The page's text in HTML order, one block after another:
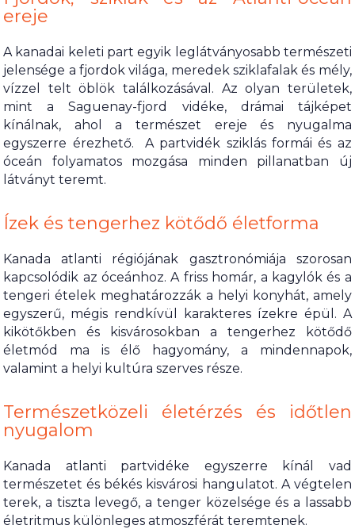
ereje
A kanadai keleti part egyik leglátványosabb természeti
jelensége a fjordok világa, meredek sziklafalak és mély,
vízzel telt öblök találkozásával. Az olyan területek,
mint a Saguenay-fjord vidéke, drámai tájképet
kínálnak, ahol a természet ereje és nyugalma
egyszerre érezhető. A partvidék sziklás formái és az
óceán folyamatos mozgása minden pillanatban új
látványt teremt.
Ízek és tengerhez kötődő életforma
Kanada atlanti régiójának gasztronómiája szorosan
kapcsolódik az óceánhoz. A friss homár, a kagylók és a
tengeri ételek meghatározzák a helyi konyhát, amely
egyszerű, mégis rendkívül karakteres ízekre épül. A
kikötőkben és kisvárosokban a tengerhez kötődő
életmód ma is élő hagyomány, a mindennapok,
valamint a helyi kultúra szerves része.
Természetközeli életérzés és időtlen
nyugalom
Kanada atlanti partvidéke egyszerre kínál vad
természetet és békés kisvárosi hangulatot. A végtelen
terek, a tiszta levegő, a tenger közelsége és a lassabb
életritmus különleges atmoszférát teremtenek.